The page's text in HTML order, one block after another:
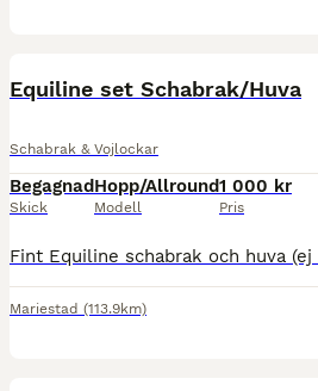
Equiline set Schabrak/Huva
Schabrak & Vojlockar
Begagnad
Skick
Hopp/Allround
Modell
1 000 kr
Pris
Mariestad (113.9km)